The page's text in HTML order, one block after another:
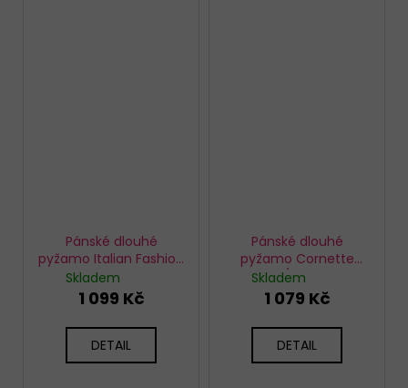
Pánské dlouhé
pyžamo Italian Fashion
Greg Modré
Skladem
1 099 Kč
DETAIL
Pánské dlouhé
pyžamo Cornette
461/257 Ski
Skladem
1 079 Kč
DETAIL